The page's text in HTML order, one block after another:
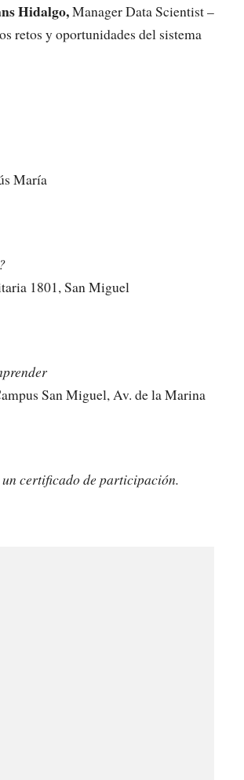
Hidalgo,Manager Data Scientist –
retos y oportunidades del sistema
María
1801, San Miguel
San Miguel, Av. de la Marina
un certificado de participación.